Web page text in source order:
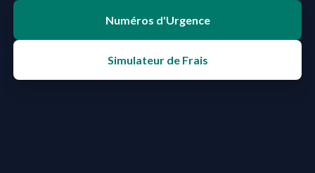
Numéros d'Urgence
Simulateur de Frais